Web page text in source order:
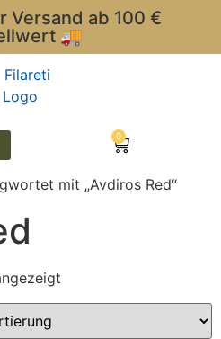
Versand ab 100 €
🚚
0
mit „Avdiros Red“